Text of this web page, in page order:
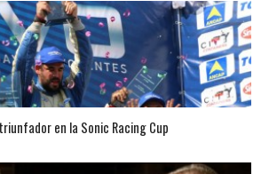
en la Sonic Racing Cup